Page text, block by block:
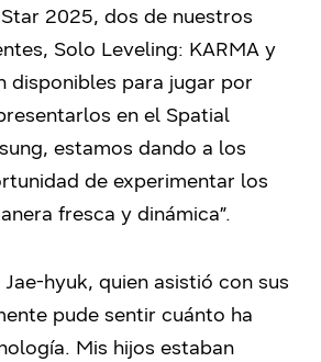
2025, dos de nuestros
Solo Leveling: KARMA y
disponibles para jugar por
en el Spatial
estamos dando a los
de experimentar los
fresca y dinámica”.
hyuk, quien asistió con sus
pude sentir cuánto ha
Mis hijos estaban